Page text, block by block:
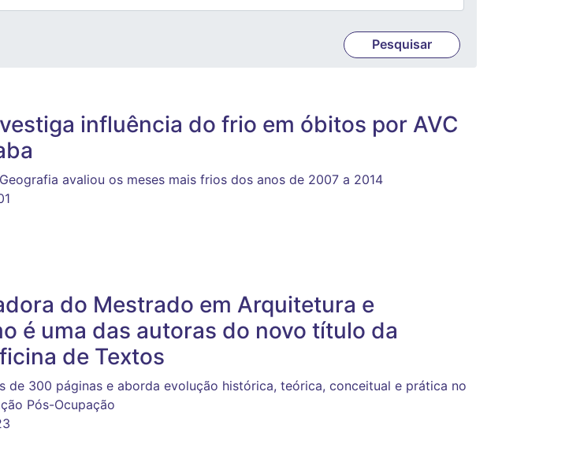
influência do frio em óbitos por AVC
avaliou os meses mais frios dos anos de 2007 a 2014
do Mestrado em Arquitetura e
é uma das autoras do novo título da
de Textos
de 300 páginas e aborda evolução histórica, teórica, conceitual e prática no
Pós-Ocupação